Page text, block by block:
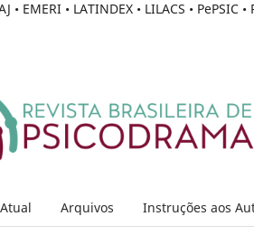
• EMERI • LATINDEX • LILACS • PePSIC •
Atual Arquivos Instruções aos